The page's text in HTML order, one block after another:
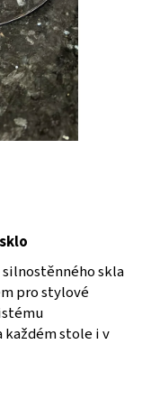
skla
pro stylové
stole i v